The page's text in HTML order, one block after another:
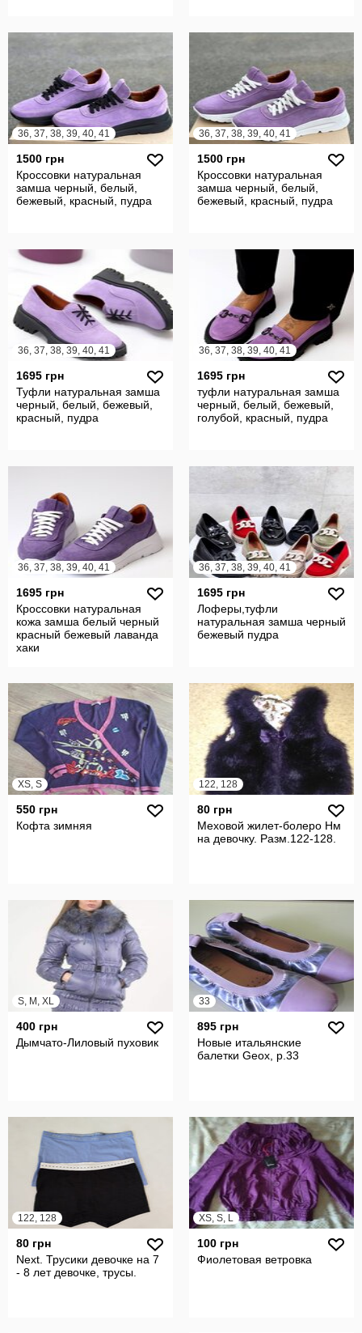
36, 37, 38, 39, 40, 41
1500 грн
Кроссовки натуральная
замша черный, белый,
бежевый, красный, пудра
36, 37, 38, 39, 40, 41
1500 грн
Кроссовки натуральная
замша черный, белый,
бежевый, красный, пудра
36, 37, 38, 39, 40, 41
1695 грн
Туфли натуральная замша
черный, белый, бежевый,
красный, пудра
36, 37, 38, 39, 40, 41
1695 грн
туфли натуральная замша
черный, белый, бежевый,
голубой, красный, пудра
36, 37, 38, 39, 40, 41
1695 грн
Кроссовки натуральная
кожа замша белый черный
красный бежевый лаванда
хаки
36, 37, 38, 39, 40, 41
1695 грн
Лоферы,туфли
натуральная замша черный
бежевый пудра
XS, S
550 грн
Кофта зимняя
122, 128
80 грн
Меховой жилет-болеро Нм
на девочку. Разм.122-128.
S, M, XL
400 грн
Дымчато-Лиловый пуховик
33
895 грн
Новые итальянские
балетки Geox, р.33
122, 128
80 грн
Next. Трусики девочке на 7
- 8 лет девочке, трусы.
XS, S, L
100 грн
Фиолетовая ветровка